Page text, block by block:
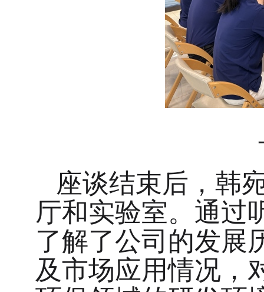
座谈结束后，韩
厅和实验室。通过
了解了公司的发展
及市场应用情况，